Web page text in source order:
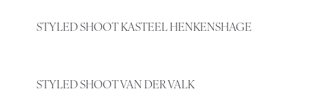
STYLED SHOOT KASTEEL HENKENSHAGE
STYLED SHOOT VAN DER VALK